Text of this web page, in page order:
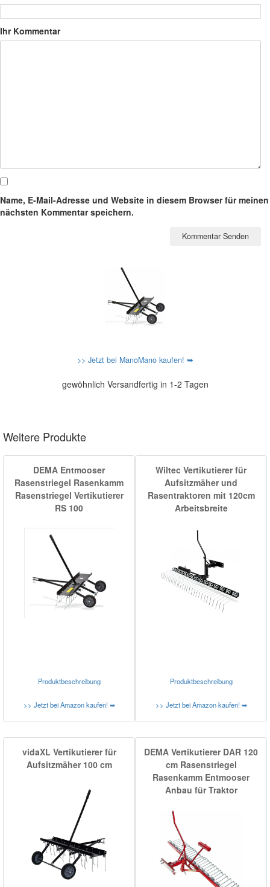
Ihr Kommentar
Name, E-Mail-Adresse und Website in diesem Browser für meinen
nächsten Kommentar speichern.
>> Jetzt bei ManoMano kaufen! ➥
gewöhnlich Versandfertig in 1-2 Tagen
Weitere Produkte
DEMA Entmooser
Rasenstriegel Rasenkamm
Rasenstriegel Vertikutierer
RS 100
Produktbeschreibung
>> Jetzt bei Amazon kaufen! ➥
Wiltec Vertikutierer für
Aufsitzmäher und
Rasentraktoren mit 120cm
Arbeitsbreite
Produktbeschreibung
>> Jetzt bei Amazon kaufen! ➥
vidaXL Vertikutierer für
Aufsitzmäher 100 cm
DEMA Vertikutierer DAR 120
cm Rasenstriegel
Rasenkamm Entmooser
Anbau für Traktor